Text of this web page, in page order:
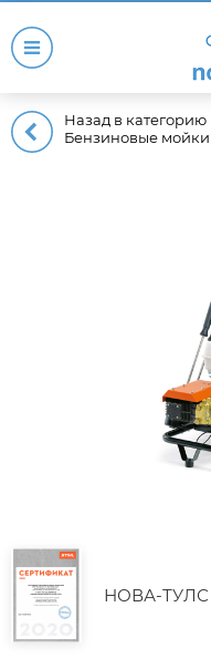
Назад в категорию
Бензиновые мойки
НОВА-ТУЛС